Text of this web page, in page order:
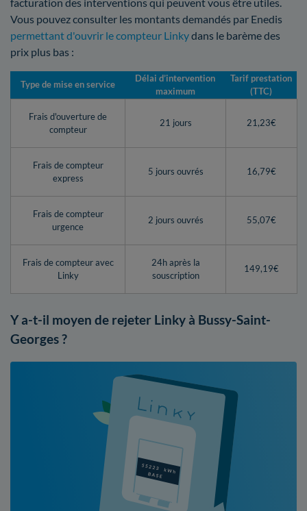
Vous pouvez consulter les montants demandés par Enedis
permettant d'ouvrir le compteur Linkydans le barème des
prix plus bas :
Type de mise en service
Délai d’intervention
maximum
Tarif prestation
(TTC)
Frais d'ouverture de
compteur
21 jours 21,23€
Frais de compteur
express
5 jours ouvrés 16,79€
Frais de compteur
urgence
2 jours ouvrés 55,07€
Frais de compteur avec
Linky
24h après la
souscription
149,19€
Y a-t-il moyen de rejeter Linky à Bussy-Saint-
Georges ?